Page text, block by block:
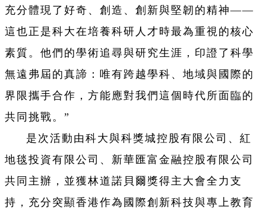
充分體現了好奇、創造、創新與堅韌的精神——
這也正是科大在培養科研人才時最為重視的核心
素質。他們的學術追尋與研究生涯，印證了科學
無遠弗屆的真諦：唯有跨越學科、地域與國際的
界限攜手合作，方能應對我們這個時代所面臨的
共同挑戰。”
是次活動由科大與科獎城控股有限公司、紅
地毯投資有限公司、新華匯富金融控股有限公司
共同主辦，並獲林道諾貝爾獎得主大會全力支
持，充分突顯香港作為國際創新科技與專上教育